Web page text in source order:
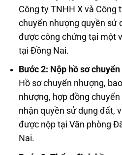
Công ty TNHH X và Công
chuyển nhượng quyền sử
được công chứng tại một
tại Đồng Nai.
Bước 2: Nộp hồ sơ
Hồ sơ chuyển nhượng,
nhượng, hợp đồng
nhận quyền sử dụng đất,
được nộp tại Văn phòng
Nai.